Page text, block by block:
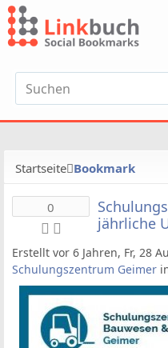
Startseite Bookmark
0
jährliche
Erstellt vor 6 Jahren, Fr, 28
Schulungszentrum Geimer